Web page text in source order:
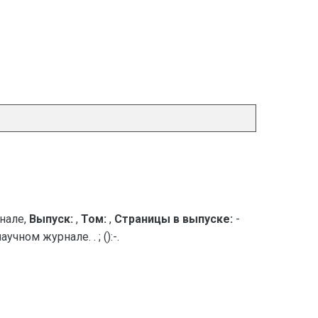
Выпуск: , Том: , Страницы в выпуске: -
журнале. . ; ():-.